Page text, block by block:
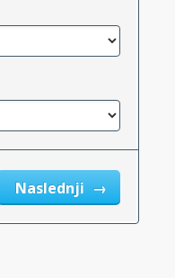
Naslednji